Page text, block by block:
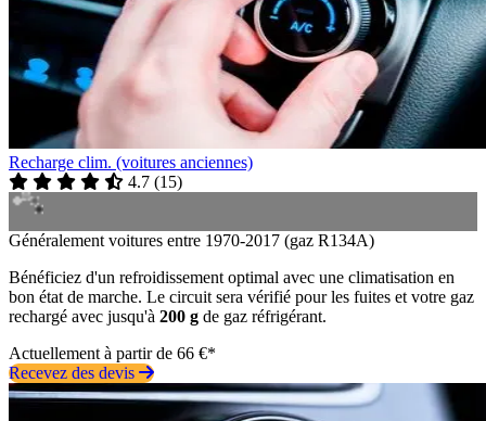
Recharge clim. (voitures anciennes)
4.7 (15)
Généralement voitures entre 1970-2017 (gaz R134A)
Bénéficiez d'un refroidissement optimal avec une climatisation en
bon état de marche. Le circuit sera vérifié pour les fuites et votre gaz
rechargé avec jusqu'à 200 g de gaz réfrigérant.
Actuellement à partir de 66 €*
Recevez des devis